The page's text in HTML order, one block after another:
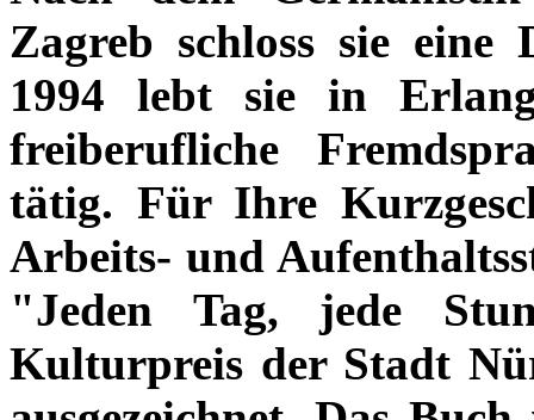
Zagreb schloss sie eine
1994 lebt sie in
freiberufliche
tätig. Für Ihre
Arbeits- und
"Jeden Tag, jede
Kulturpreis der Stadt